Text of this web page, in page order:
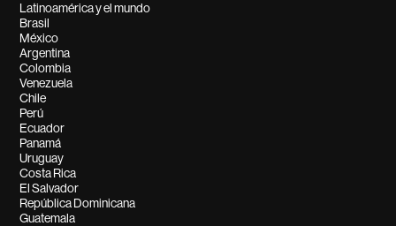
Latinoamérica y el mundo
Brasil
México
Argentina
Colombia
Venezuela
Chile
Perú
Ecuador
Panamá
Uruguay
Costa Rica
El Salvador
República Dominicana
Guatemala